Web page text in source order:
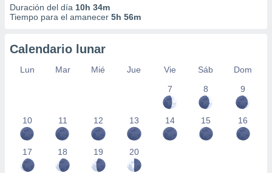
Duración del día 10h 34m
Tiempo para el amanecer 5h 56m
Calendario lunar
Lun Mar Mié Jue Vie Sáb
Dom
7
8 9
10 11 12 13 14 15 16
17 18 19 20